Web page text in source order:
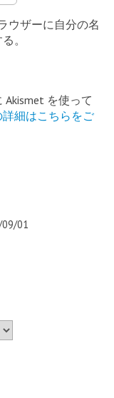
ウザーに自分の名
。
を使って
細はこちらをご
01